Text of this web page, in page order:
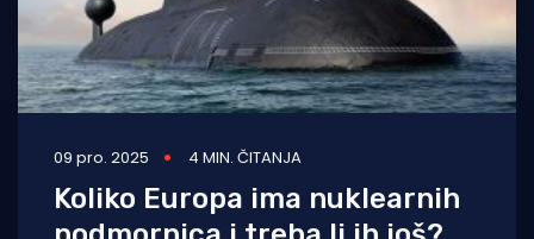
09 pro. 2025 4 MIN. ČITANJA
Koliko Europa ima nuklearnih